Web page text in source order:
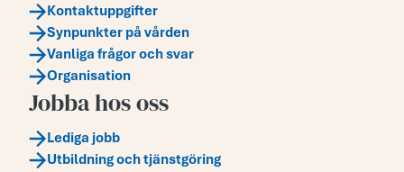
Kontaktuppgifter
Synpunkter på vården
Vanliga frågor och svar
Organisation
Jobba hos oss
Lediga jobb
Utbildning och tjänstgöring